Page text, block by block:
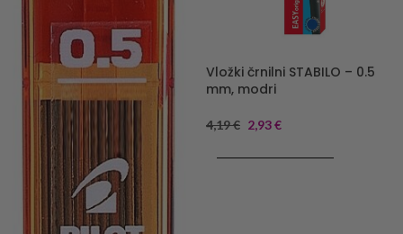
Vložki črnilni STABILO – 0.5
mm, modri
4,19€ 2,93€